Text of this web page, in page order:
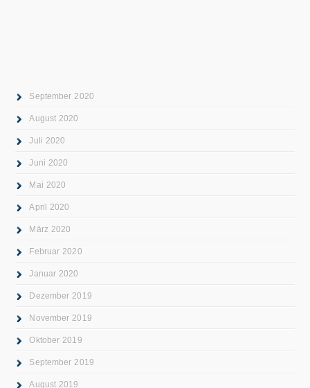
September 2020
August 2020
Juli 2020
Juni 2020
Mai 2020
April 2020
März 2020
Februar 2020
Januar 2020
Dezember 2019
November 2019
Oktober 2019
September 2019
August 2019